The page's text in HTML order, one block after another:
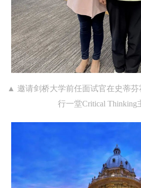
▲ 邀请剑桥大学前任面试官在史蒂
行一堂Critical Thinking